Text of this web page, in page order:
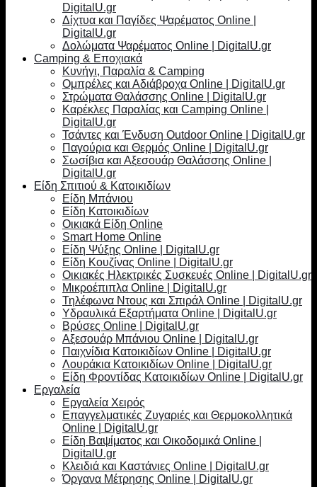
DigitalU.gr
Δίχτυα και Παγίδες Ψαρέματος Online |
DigitalU.gr
Δολώματα Ψαρέματος Online | DigitalU.gr
Camping & Εποχιακά
Κυνήγι, Παραλία & Camping
Ομπρέλες και Αδιάβροχα Online | DigitalU.gr
Στρώματα Θαλάσσης Online | DigitalU.gr
Καρέκλες Παραλίας και Camping Online |
DigitalU.gr
Τσάντες και Ένδυση Outdoor Online | DigitalU.gr
Παγούρια και Θερμός Online | DigitalU.gr
Σωσίβια και Αξεσουάρ Θαλάσσης Online |
DigitalU.gr
Είδη Σπιτιού & Κατοικιδίων
Είδη Μπάνιου
Είδη Κατοικιδίων
Οικιακά Είδη Online
Smart Home Online
Είδη Ψύξης Online | DigitalU.gr
Είδη Κουζίνας Online | DigitalU.gr
Οικιακές Ηλεκτρικές Συσκευές Online | DigitalU.gr
Μικροέπιπλα Online | DigitalU.gr
Τηλέφωνα Ντους και Σπιράλ Online | DigitalU.gr
Υδραυλικά Εξαρτήματα Online | DigitalU.gr
Βρύσες Online | DigitalU.gr
Αξεσουάρ Μπάνιου Online | DigitalU.gr
Παιχνίδια Κατοικιδίων Online | DigitalU.gr
Λουράκια Κατοικιδίων Online | DigitalU.gr
Είδη Φροντίδας Κατοικιδίων Online | DigitalU.gr
Εργαλεία
Εργαλεία Χειρός
Επαγγελματικές Ζυγαριές και Θερμοκολλητικά
Online | DigitalU.gr
Είδη Βαψίματος και Οικοδομικά Online |
DigitalU.gr
Κλειδιά και Καστάνιες Online | DigitalU.gr
Όργανα Μέτρησης Online | DigitalU.gr